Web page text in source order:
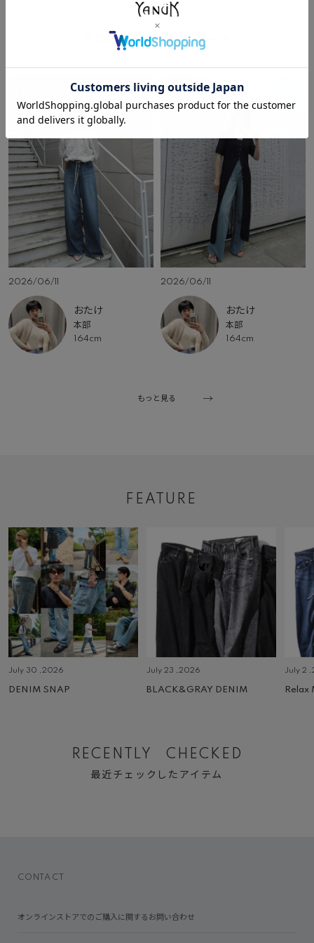
その他のコーディネート
2026/06/11
おたけ
本部
164cm
2026/06/11
おたけ
本部
164cm
もっと見る
FEATURE
July 30 ,2026
DENIM SNAP
July 23 ,2026
BLACK&GRAY DENIM
July 2
Relax
RECENTLY CHECKED
最近チェックしたアイテム
CONTACT
オンラインストアでのご購入に関するお問い合わせ